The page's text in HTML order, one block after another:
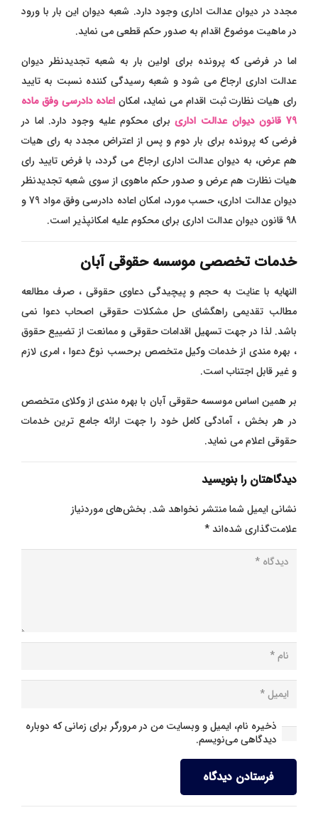
مجدد در دیوان عدالت اداری وجود دارد. شعبه دیوان این بار با ورود
در ماهیت موضوع اقدام به صدور حکم قطعی می نماید.
اما در فرضی که پرونده برای اولین بار به شعبه تجدیدنظر دیوان
عدالت اداری ارجاع می شود و شعبه رسیدگی کننده نسبت به تایید
رای هیات نظارت ثبت اقدام می نماید، امکان اعاده دادرسی وفق ماده
79 قانون دیوان عدالت اداری
برای محکوم علیه وجود دارد. اما در
فرضی که پرونده برای بار دوم و پس از اعتراض مجدد به رای هیات
هم عرض، به دیوان عدالت اداری ارجاع می گردد، با فرض تایید رای
هیات نظارت هم عرض و صدور حکم ماهوی از سوی شعبه تجدیدنظر
دیوان عدالت اداری، حسب مورد، امکان اعاده دادرسی وفق مواد 79 و
98 قانون دیوان عدالت اداری برای محکوم علیه امکانپذیر است.
خدمات تخصصی موسسه حقوقی آبان
النهایه با عنایت به حجم و پیچیدگی دعاوی حقوقی ، صرف مطالعه
مطالب تقدیمی راهگشای حل مشکلات حقوقی اصحاب دعوا نمی
باشد. لذا در جهت تسهیل اقدامات حقوقی و ممانعت از تضییع حقوق
، بهره مندی از خدمات وکیل متخصص برحسب نوع دعوا ، امری لازم
و غیر قابل اجتناب است.
بر همین اساس موسسه حقوقی آبان با بهره مندی از وکلای متخصص
در هر بخش ، آمادگی کامل خود را جهت ارائه جامع ترین خدمات
حقوقی اعلام می نماید.
دیدگاهتان را بنویسید
نشانی ایمیل شما منتشر نخواهد شد. بخش‌های موردنیاز
علامت‌گذاری شده‌اند*
ذخیره نام، ایمیل و وبسایت من در مرورگر برای زمانی که دوباره
دیدگاهی می‌نویسم.
فرستادن دیدگاه